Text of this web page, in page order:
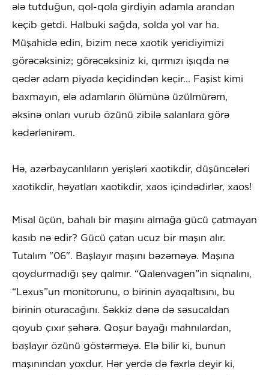
ələ tutduğun, qol-qola girdiyin adamla arandan
keçib getdi. Halbuki sağda, solda yol var ha.
Müşahidə edin, bizim necə xaotik yeridiyimizi
görəcəksiniz; görəcəksiniz ki, qırmızı işıqda nə
qədər adam piyada keçidindən keçir... Faşist kimi
baxmayın, elə adamların ölümünə üzülmürəm,
əksinə onları vurub özünü zibilə salanlara görə
kədərlənirəm.
Hə, azərbaycanlıların yerişləri xaotikdir, düşüncələri
xaotikdir, həyatları xaotikdir, xaos içindədirlər, xaos!
Misal üçün, bahalı bir maşını almağa gücü çatmayan
kasıb nə edir? Gücü çatan ucuz bir maşın alır.
Tutalım "06". Başlayır maşını bəzəməyə. Maşına
qoydurmadığı şey qalmır. “Qalenvagen”in siqnalını,
“Lexus”un monitorunu, o birinin ayaqaltısını, bu
birinin oturacağını. Səkkiz dənə də səsucaldan
qoyub çıxır şəhərə. Qoşur bayağı mahnılardan,
başlayır özünü göstərməyə. Elə bilir ki, bunun
maşınından yoxdur. Hər yerdə də fəxrlə deyir ki,